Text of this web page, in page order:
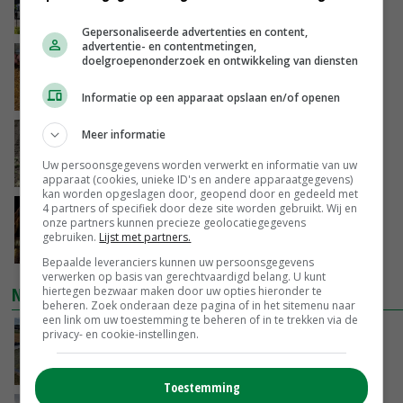
Frans onderzoekcentrum bestrijkt hele
VANDAAG, 15:29
Emmeloord noteert eerste zaaiuien op
VANDAAG, 14:59
Spontane boerenacties in Twente en
Apeldoorn zetten de trend
NIEUWSTE VIDEO'S
Droogte veroorzaakt steeds meer problemen:
‘Bassin afgelopen week al leeg’
VANDAAG, 14:06
Gepersonaliseerde advertenties en content,
advertentie- en contentmetingen,
doelgroepenonderzoek en ontwikkeling van diensten
Informatie op een apparaat opslaan en/of openen
Meer informatie
Uw persoonsgegevens worden verwerkt en informatie van uw
apparaat (cookies, unieke ID's en andere apparaatgegevens)
kan worden opgeslagen door, geopend door en gedeeld met
4 partners of specifiek door deze site worden gebruikt. Wij en
onze partners kunnen precieze geolocatiegegevens
gebruiken. Lijst met partners.
Bepaalde leveranciers kunnen uw persoonsgegevens
verwerken op basis van gerechtvaardigd belang. U kunt
hiertegen bezwaar maken door uw opties hieronder te
beheren. Zoek onderaan deze pagina of in het sitemenu naar
een link om uw toestemming te beheren of in te trekken via de
privacy- en cookie-instellingen.
Toestemming